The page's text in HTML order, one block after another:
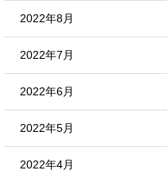
2022年8月
2022年7月
2022年6月
2022年5月
2022年4月